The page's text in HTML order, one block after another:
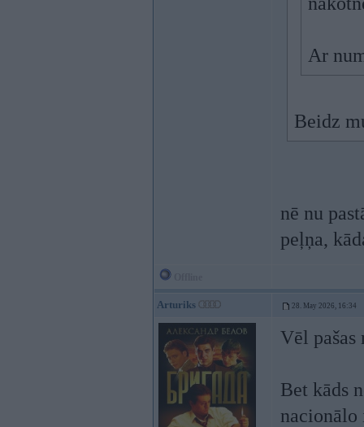
Ar
Beidz
nē nu
peļņa,
Arturiks 28. May 2026, 16:34
Vēl pašas
Bet kāds